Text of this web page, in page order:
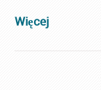
Więcej